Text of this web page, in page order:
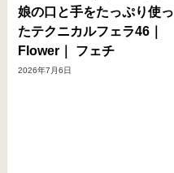
娘の口と手をたっぷり使っ
たテクニカルフェラ46｜
Flower｜ フェチ
2026年7月6日